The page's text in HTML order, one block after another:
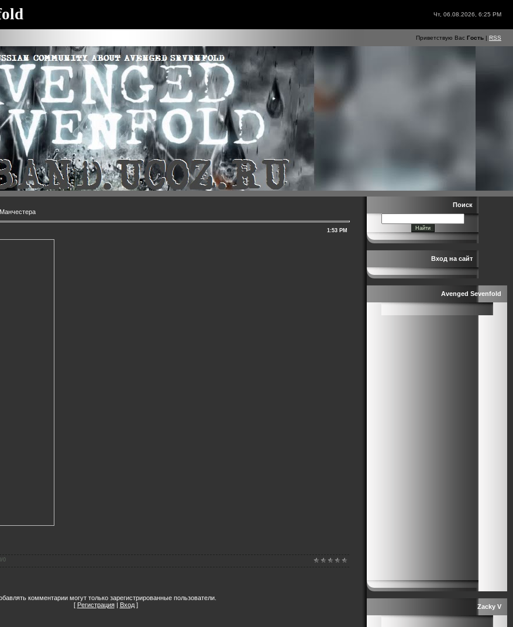
Чт, 06.08.2026, 6:25 PM
Приветствую Вас Гость | RSS
1:53 PM
/0
комментарии могут только зарегистрированные пользователи.
[ Регистрация| Вход]
Поиск
Вход на сайт
Avenged Sevenfold
Zacky V